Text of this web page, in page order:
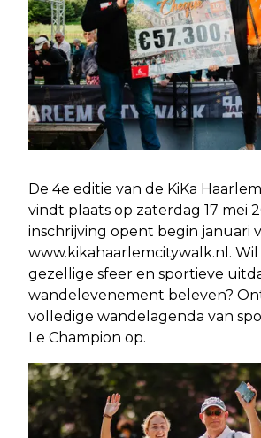
De 4e editie van de KiKa
vindt plaats op zaterdag 17 mei
inschrijving opent begin januari
www.kikahaarlemcitywalk.nl.
gezellige sfeer en sportieve
wandelevenement beleven?
volledige wandelagenda van
Le Champion op.